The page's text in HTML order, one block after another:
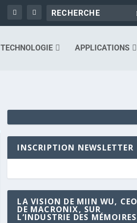
TECHNOLOGIE APPLICATIONS
INSCRIPTION NEWSLETTER
LA VISION DE MIIN WU, CEO
DE MACRONIX, SUR
L’INDUSTRIE DES MÉMOIRES